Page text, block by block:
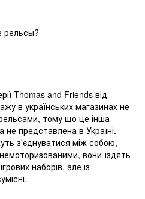
рельсы?
Thomas and Friends від
в українських магазинах не
тому що це інша
не представлена в Україні.
з'єднуватися між собою,
вони їздять
наборів, але із